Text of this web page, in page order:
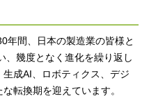
年間、日本の製造業の皆様と
、幾度となく進化を繰り返し
成AI、ロボティクス、デジ
転換期を迎えています。